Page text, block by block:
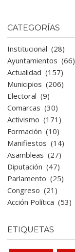
CATEGORÍAS
Institucional (28)
Ayuntamientos (66)
Actualidad (157)
Municipios (206)
Electoral (9)
Comarcas (30)
Activismo (171)
Formación (10)
Manifiestos (14)
Asambleas (27)
Diputación (47)
Parlamento (25)
Congreso (21)
Acción Política (53)
ETIQUETAS